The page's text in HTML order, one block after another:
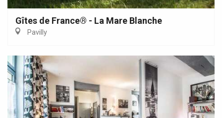
Gîtes de France® - La Mare Blanche
Pavilly